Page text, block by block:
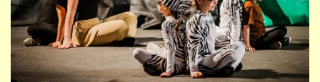
TALENTOVÉ ZKOUŠKY
STUDIJNÍ OBORY